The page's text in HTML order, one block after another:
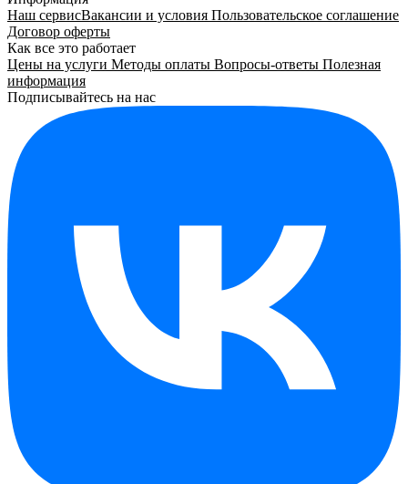
Наш сервисВакансии и условия Пользовательское соглашение
Договор оферты
Как все это работает
Цены на услуги Методы оплаты Вопросы-ответы Полезная
информация
Подписывайтесь на нас